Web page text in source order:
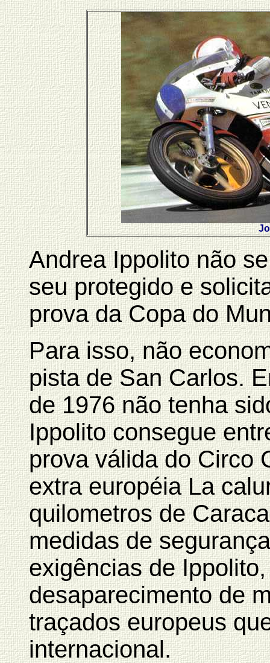
Andrea Ippolito não
seu protegido e
prova da Copa do
Para isso, não
pista de San Carlos.
de 1976 não tenha
Ippolito consegue
prova válida do Circo
extra européia La
quilometros de
medidas de
exigências de
desaparecimento de
traçados europeus
internacional.